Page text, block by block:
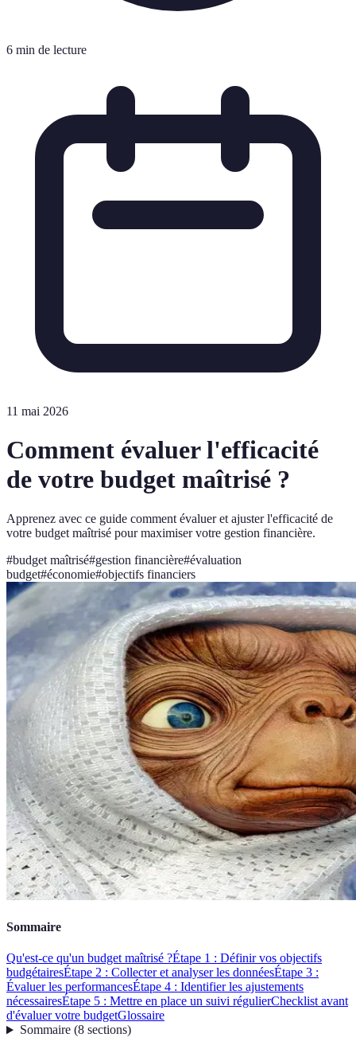
6 min de lecture
11 mai 2026
Comment évaluer l'efficacité
de votre budget maîtrisé ?
Apprenez avec ce guide comment évaluer et ajuster l'efficacité de
votre budget maîtrisé pour maximiser votre gestion financière.
#budget maîtrisé#gestion financière#évaluation
budget#économie#objectifs financiers
Sommaire
Qu'est-ce qu'un budget maîtrisé ?Étape 1 : Définir vos objectifs
budgétairesÉtape 2 : Collecter et analyser les donnéesÉtape 3 :
Évaluer les performancesÉtape 4 : Identifier les ajustements
nécessairesÉtape 5 : Mettre en place un suivi régulierChecklist avant
d'évaluer votre budgetGlossaire
Sommaire(8 sections)